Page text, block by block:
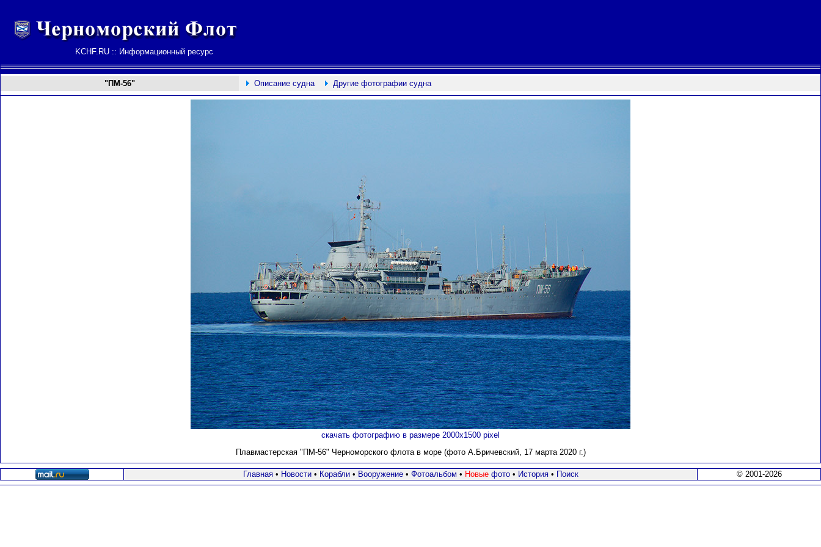
KCHF.RU :: Информационный ресурс
"ПМ-56" Описание судна Другие фотографии судна
скачать фотографию в размере 2000х1500 pixel
Плавмастерская "ПМ-56" Черноморского флота в море (фото А.Бричевский, 17 марта 2020 г.)
Главная• Новости• Корабли• Вооружение • Фотоальбом • Новыефото • История• Поиск © 2001-2026